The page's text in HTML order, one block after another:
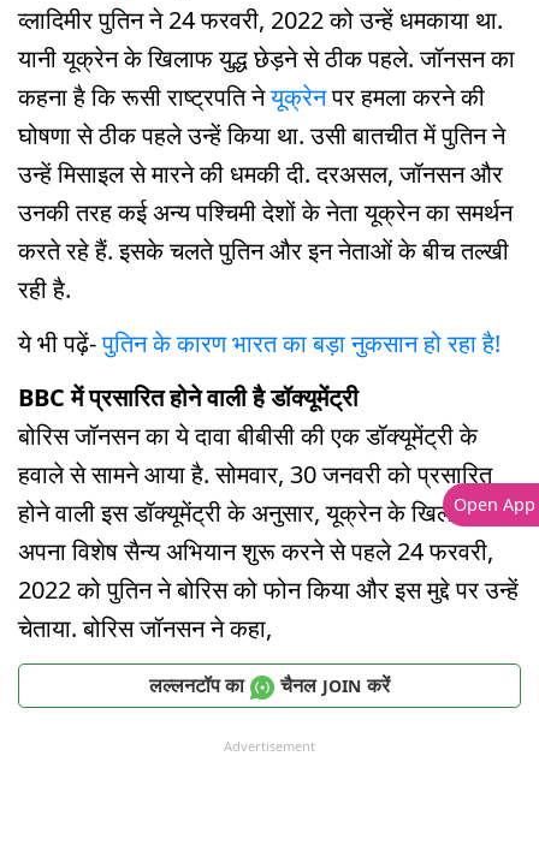
व्लादिमीर पुतिन ने 24 फरवरी, 2022 को उन्हें धमकाया था.
यानी यूक्रेन के खिलाफ युद्ध छेड़ने से ठीक पहले. जॉनसन का
कहना है कि रूसी राष्ट्रपति नेयूक्रेनपर हमला करने की
घोषणा से ठीक पहले उन्हें किया था. उसी बातचीत में पुतिन ने
उन्हें मिसाइल से मारने की धमकी दी. दरअसल, जॉनसन और
उनकी तरह कई अन्य पश्चिमी देशों के नेता यूक्रेन का समर्थन
करते रहे हैं. इसके चलते पुतिन और इन नेताओं के बीच तल्खी
रही है.
ये भी पढ़ें-पुतिन के कारण भारत का बड़ा नुकसान हो रहा है!
BBC में प्रसारित होने वाली है डॉक्यूमेंट्री
बोरिस जॉनसन का ये दावा बीबीसी की एक डॉक्यूमेंट्री के
हवाले से सामने आया है. सोमवार, 30 जनवरी को प्रसारित
होने वाली इस डॉक्यूमेंट्री के अनुसार, यूक्रेन के खिलाफ
अपना विशेष सैन्य अभियान शुरू करने से पहले 24 फरवरी,
2022 को पुतिन ने बोरिस को फोन किया और इस मुद्दे पर उन्हें
चेताया. बोरिस जॉनसन ने कहा,
लल्लनटॉप का चैनल JOIN करें
Advertisement
Open App